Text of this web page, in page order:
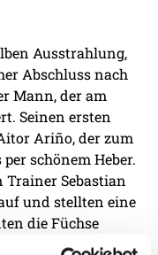
Ausstrahlung,
Abschluss nach
Mann, der am
Seinen ersten
Ariño, der zum
schönem Heber.
Trainer Sebastian
und stellten eine
die Füchse
auf